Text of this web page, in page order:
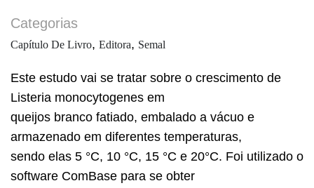
Categorias
Capítulo De Livro, Editora, Semal
Este estudo vai se tratar sobre o crescimento de
Listeria monocytogenes em
queijos branco fatiado, embalado a vácuo e
armazenado em diferentes temperaturas,
sendo elas 5 °C, 10 °C, 15 °C e 20°C. Foi utilizado o
software ComBase para se obter